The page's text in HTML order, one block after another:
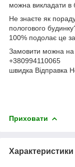
можна викладати в
Не знаєте як
пологового
100% подолає це
Замовити можна на
+380994110065
швидка Відправка
Приховати
Характеристики